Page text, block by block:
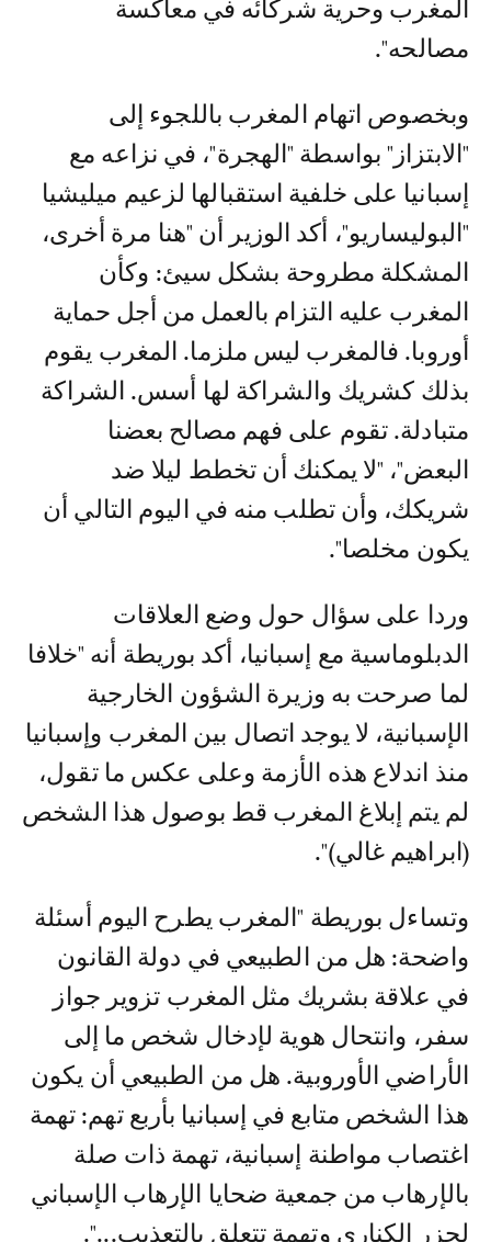
المغرب وحرية شركائه في معاكسة
مصالحه".
وبخصوص اتهام المغرب باللجوء إلى
"الابتزاز" بواسطة "الهجرة"، في نزاعه مع
إسبانيا على خلفية استقبالها لزعيم ميليشيا
"البوليساريو"، أكد الوزير أن "هنا مرة أخرى،
المشكلة مطروحة بشكل سيئ: وكأن
المغرب عليه التزام بالعمل من أجل حماية
أوروبا. فالمغرب ليس ملزما. المغرب يقوم
بذلك كشريك والشراكة لها أسس. الشراكة
متبادلة. تقوم على فهم مصالح بعضنا
البعض"، "لا يمكنك أن تخطط ليلا ضد
شريكك، وأن تطلب منه في اليوم التالي أن
يكون مخلصا".
وردا على سؤال حول وضع العلاقات
الدبلوماسية مع إسبانيا، أكد بوريطة أنه "خلافا
لما صرحت به وزيرة الشؤون الخارجية
الإسبانية، لا يوجد اتصال بين المغرب وإسبانيا
منذ اندلاع هذه الأزمة وعلى عكس ما تقول،
لم يتم إبلاغ المغرب قط بوصول هذا الشخص
(ابراهيم غالي)".
وتساءل بوريطة "المغرب يطرح اليوم أسئلة
واضحة: هل من الطبيعي في دولة القانون
في علاقة بشريك مثل المغرب تزوير جواز
سفر، وانتحال هوية لإدخال شخص ما إلى
الأراضي الأوروبية. هل من الطبيعي أن يكون
هذا الشخص متابع في إسبانيا بأربع تهم: تهمة
اغتصاب مواطنة إسبانية، تهمة ذات صلة
بالإرهاب من جمعية ضحايا الإرهاب الإسباني
لجزر الكناري وتهمة تتعلق بالتعذيب...".